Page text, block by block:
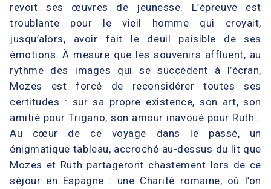
revoit ses œuvres de jeunesse. L’épreuve est
troublante pour le vieil homme qui croyait,
jusqu’alors, avoir fait le deuil paisible de ses
émotions. À mesure que les souvenirs affluent, au
rythme des images qui se succèdent à l’écran,
Mozes est forcé de reconsidérer toutes ses
certitudes : sur sa propre existence, son art, son
amitié pour Trigano, son amour inavoué pour Ruth…
Au cœur de ce voyage dans le passé, un
énigmatique tableau, accroché au-dessus du lit que
Mozes et Ruth partageront chastement lors de ce
séjour en Espagne : une Charité romaine, où l’on